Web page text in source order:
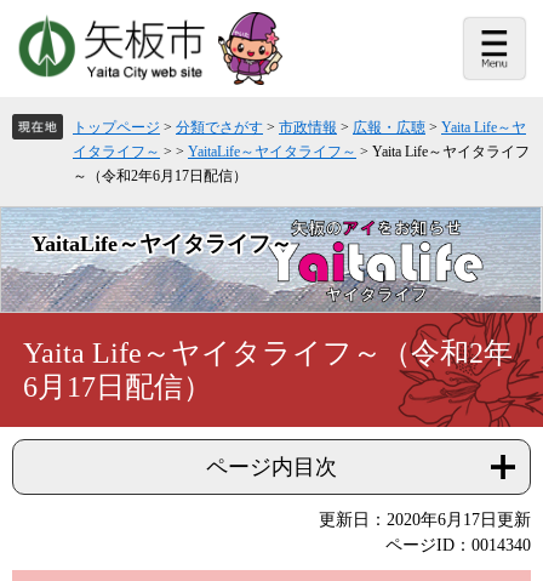
頭
で
飛
ば
本
文
へ
トップページ > 分類でさがす > 市政情報 > 広報・広聴 > Yaita Life～ヤ
イタライフ～ > > YaitaLife～ヤイタライフ～ > Yaita Life～ヤイタライフ
～（令和2年6月17日配信）
YaitaLife～ヤイタライフ～
Yaita Life～ヤイタライフ～（令和2年
6月17日配信）
ページ内目次
更新日：2020年6月17日更新
ページID：0014340